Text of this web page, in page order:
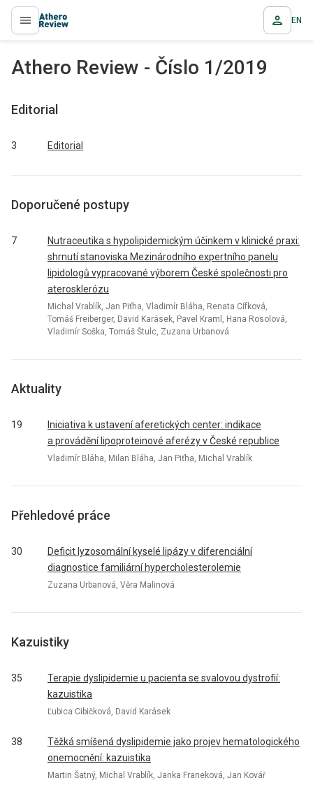
proLékaře.cz EN
Athero Review - Číslo 1/2019
Editorial
3 Editorial
Doporučené postupy
7
Nutraceutika s hypolipidemickým účinkem v klinické praxi:
shrnutí stanoviska Mezinárodního expertního panelu
lipidologů vypracované výborem České společnosti pro
aterosklerózu
Michal Vrablík, Jan Piťha, Vladimír Bláha, Renata Cífková,
Tomáš Freiberger, David Karásek, Pavel Kraml, Hana Rosolová,
Vladimír Soška, Tomáš Štulc, Zuzana Urbanová
Aktuality
19
Iniciativa k ustavení aferetických center: indikace
a provádění lipoproteinové aferézy v České republice
Vladimír Bláha, Milan Bláha, Jan Piťha, Michal Vrablík
Přehledové práce
30
Deficit lyzosomální kyselé lipázy v diferenciální
diagnostice familiární hypercholesterolemie
Zuzana Urbanová, Věra Malinová
Kazuistiky
35
Terapie dyslipidemie u pacienta se svalovou dystrofií:
kazuistika
Ľubica Cibičková, David Karásek
38
Těžká smíšená dyslipidemie jako projev hematologického
onemocnění: kazuistika
Martin Šatný, Michal Vrablík, Janka Franeková, Jan Kovář